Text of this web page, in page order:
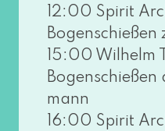
12:00 Spirit
Bogenschießen
15:00 Wilhelm
mann
16:00 Spirit